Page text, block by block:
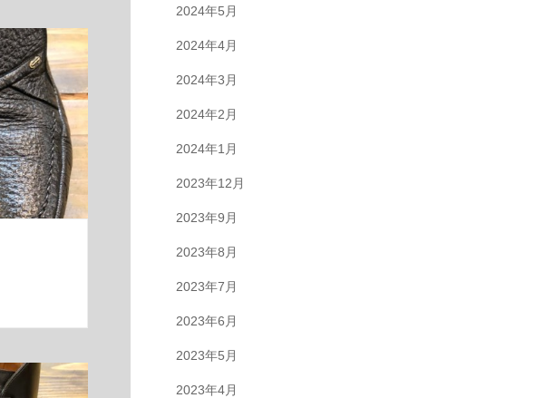
2024年5月
2024年4月
2024年3月
2024年2月
2024年1月
2023年12月
2023年9月
2023年8月
2023年7月
2023年6月
2023年5月
2023年4月